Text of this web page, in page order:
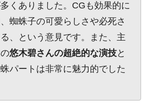
くありました。CGも効果的に
蜘蛛子の可愛らしさや必死さ
、という意見です。また、主
悠木碧さんの超絶的な演技と
パートは非常に魅力的でした